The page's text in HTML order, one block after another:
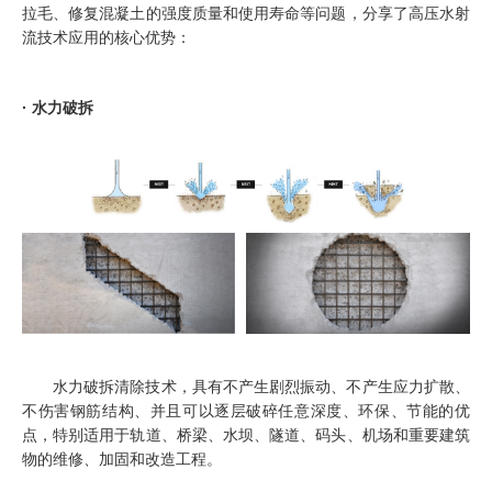
拉毛、修复混凝土的强度质量和使用寿命等问题，分享了高压水射
流技术应用的核心优势：
· 水力破拆
水力破拆清除技术，具有不产生剧烈振动、不产生应力扩散、
不伤害钢筋结构、并且可以逐层破碎任意深度、环保、节能的优
点，特别适用于轨道、桥梁、水坝、隧道、码头、机场和重要建筑
物的维修、加固和改造工程。